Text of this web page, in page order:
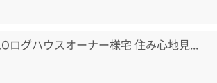
ログハウスオーナー様宅 住み心地見...